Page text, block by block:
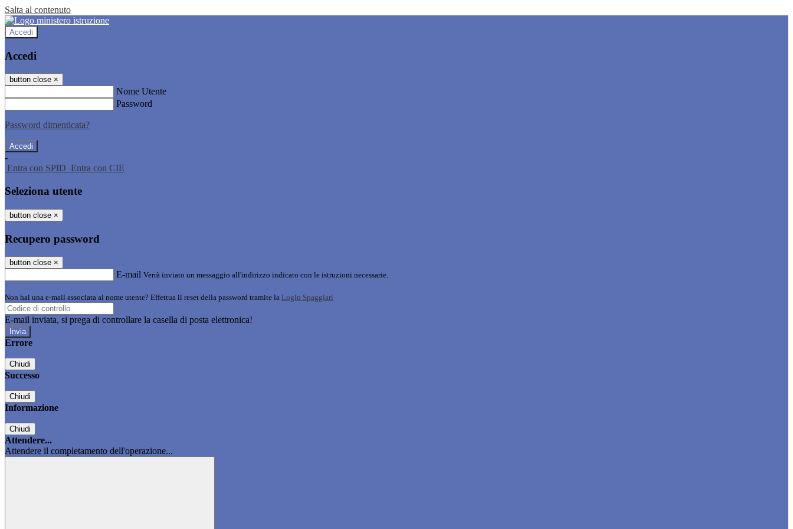
Salta al contenuto
Accedi
Accedi
button close ×
Nome Utente
Password
Password dimenticata?
-
Entra con SPID Entra con CIE
Seleziona utente
button close ×
Recupero password
button close ×
E-mail Verrà inviato un messaggio all'indirizzo indicato con le istruzioni necessarie.
Non hai una e-mail associata al nome utente? Effettua il reset della password tramite la Login Spaggiari
E-mail inviata, si prega di controllare la casella di posta elettronica!
Errore
Chiudi
Successo
Chiudi
Informazione
Chiudi
Attendere...
Attendere il completamento dell'operazione...